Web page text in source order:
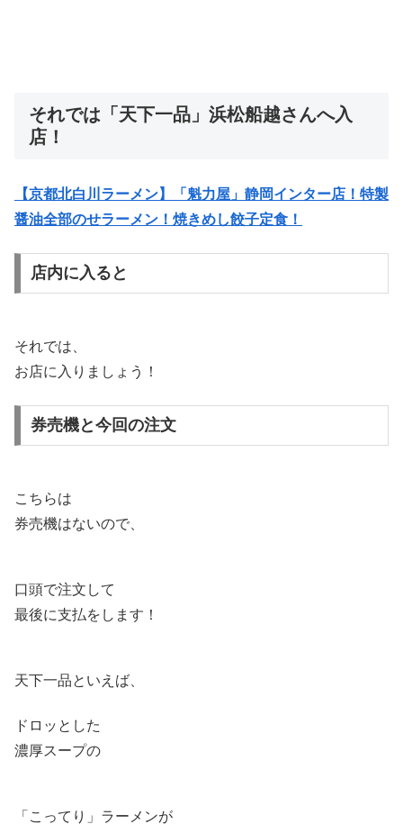
それでは「天下一品」浜松船越さんへ入
店！
【京都北白川ラーメン】「魁力屋」静岡インター店！特製
醤油全部のせラーメン！焼きめし餃子定食！
店内に入ると
それでは、
お店に入りましょう！
券売機と今回の注文
こちらは
券売機はないので、
口頭で注文して
最後に支払をします！
天下一品といえば、
ドロッとした
濃厚スープの
「こってり」ラーメンが